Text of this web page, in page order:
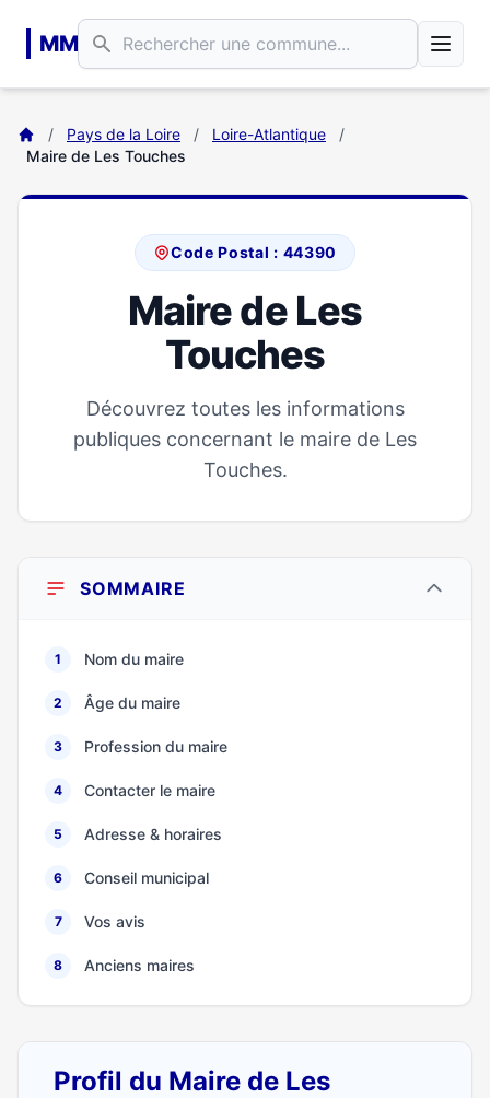
MM
/ Pays de la Loire / Loire-Atlantique
/
Maire de Les Touches
Code Postal : 44390
Maire de Les
Touches
Découvrez toutes les informations
publiques concernant le maire de Les
Touches.
SOMMAIRE
1 Nom du maire
2 Âge du maire
3 Profession du maire
4 Contacter le maire
5 Adresse & horaires
6 Conseil municipal
7 Vos avis
8 Anciens maires
Profil du Maire de Les